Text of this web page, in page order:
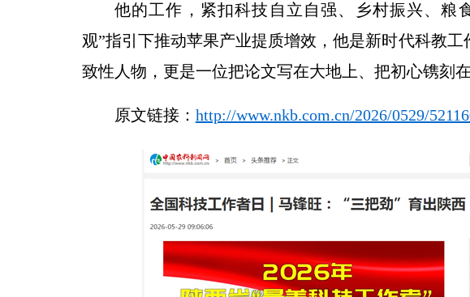
他的工作，紧扣科技自立自强、乡村振兴、粮
观”指引下推动苹果产业提质增效，他是新时代科教
致性人物，更是一位把论文写在大地上、把初心镌刻
原文链接： http://www.nkb.com.cn/2026/0529/